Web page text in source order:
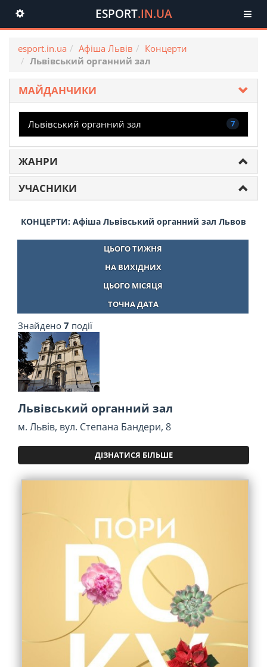
Toggle
navigation
ESPORT.IN.UA
esport.in.ua Афіша Львів
Концерти
Львівський органний зал
МАЙДАНЧИКИ
7
Львівський органний зал
ЖАНРИ
УЧАСНИКИ
КОНЦЕРТИ: Афіша Львівський органний зал Львов
ЦЬОГО ТИЖНЯ
НА ВИХІДНИХ
ЦЬОГО МІСЯЦЯ
ТОЧНА ДАТА
Знайдено 7 події
Львівський органний зал
м. Львів, вул. Степана Бандери, 8
ДІЗНАТИСЯ БІЛЬШЕ